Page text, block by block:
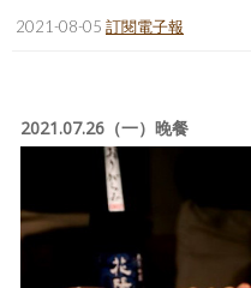
日記簿
餐桌週記
享樂隨手拍
2021-08-05 訂閱電子報
2021.07.26（一）晚餐